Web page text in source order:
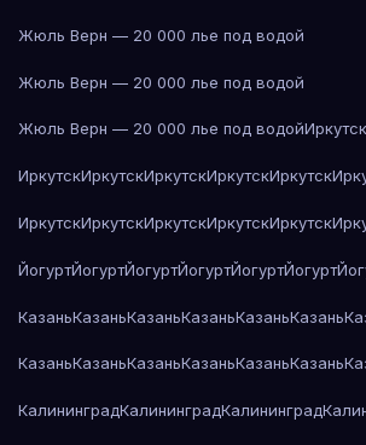
Жюль Верн — 20 000 лье под водой
Жюль Верн — 20 000 лье под водой
Жюль Верн — 20 000 лье под водойИркутск
ИркутскИркутскИркутскИркутскИркутск
ИркутскИркутскИркутскИркутскИркутск
ЙогуртЙогуртЙогуртЙогуртЙогуртЙогурт
КазаньКазаньКазаньКазаньКазаньКазань
КазаньКазаньКазаньКазаньКазаньКазань
КалининградКалининградКалининград